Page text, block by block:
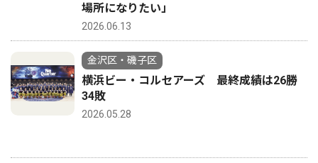
場所になりたい」
2026.06.13
金沢区・磯子区
横浜ビー・コルセアーズ 最終成績は26勝
34敗
2026.05.28